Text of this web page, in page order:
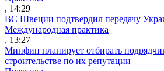
, 14:29
ВС Швеции подтвердил передачу
Международная практика
, 13:27
Минфин планирует отбирать
строительстве по их репутации